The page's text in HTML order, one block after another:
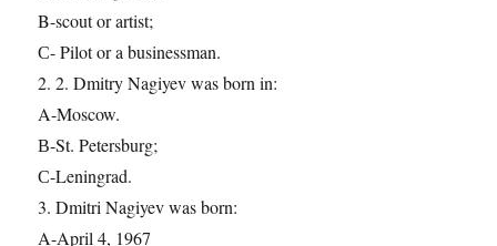
B-scout or artist;
С- Pilot or a businessman.
2. 2. Dmitry Nagiyev was born in:
A-Moscow.
В-St. Petersburg;
С-Leningrad.
3. Dmitri Nagiyev was born:
A-April 4, 1967